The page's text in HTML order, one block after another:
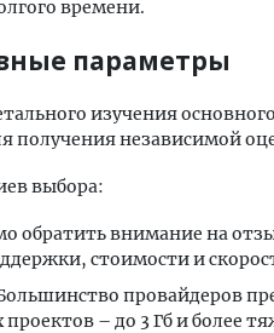
времени.
параметры
изучения
получения независимой
выбора:
обратить внимание на
стоимости и
провайдеров
– до 3 Гб и более